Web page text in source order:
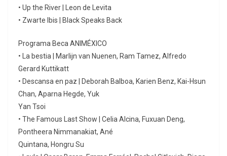
• Up the River | Leon de Levita
• Zwarte Ibis | Black Speaks Back
Programa Beca ANIMÉXICO
• La bestia | Marlijn van Nuenen, Ram Tamez, Alfredo
Gerard Kuttikatt
• Descansa en paz | Deborah Balboa, Karien Benz, Kai-Hsun
Chan, Aparna Hegde, Yuk
Yan Tsoi
• The Famous Last Show | Celia Alcina, Fuxuan Deng,
Pontheera Nimmanakiat, Ané
Quintana, Hongru Su